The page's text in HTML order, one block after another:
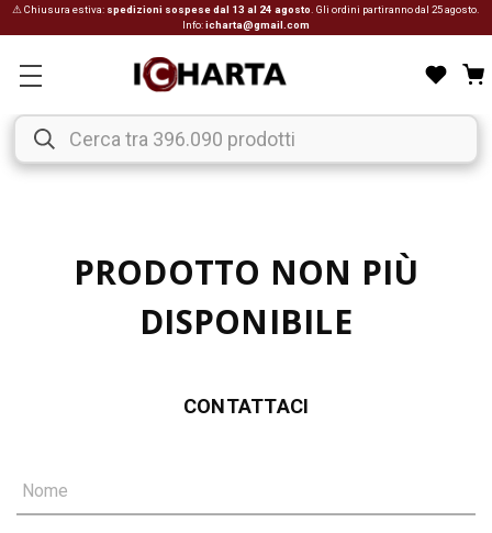
⚠ Chiusura estiva: spedizioni sospese dal 13 al 24 agosto . Gli ordini partiranno dal 25 agosto.
Info:icharta@gmail.com
PRODOTTO NON PIÙ
DISPONIBILE
CONTATTACI
Nome